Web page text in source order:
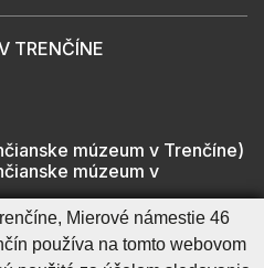
TRENČÍNE
múzeum v Trenčíne)
múzeum v
hrad - informátor -
Mierové námestie 46
používa na tomto webovom